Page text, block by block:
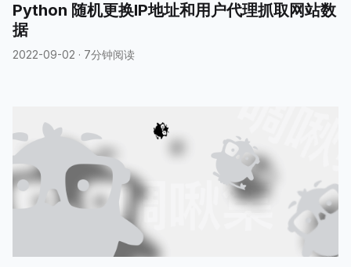
Python 随机更换IP地址和用户代理抓取网站数
据
2022-09-02 · 7分钟阅读